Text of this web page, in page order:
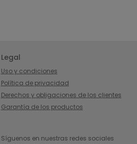
Legal
Uso y condiciones
Política de privacidad
Derechos y obligaciones de los clientes
Garantía de los productos
Síguenos en nuestras redes sociales